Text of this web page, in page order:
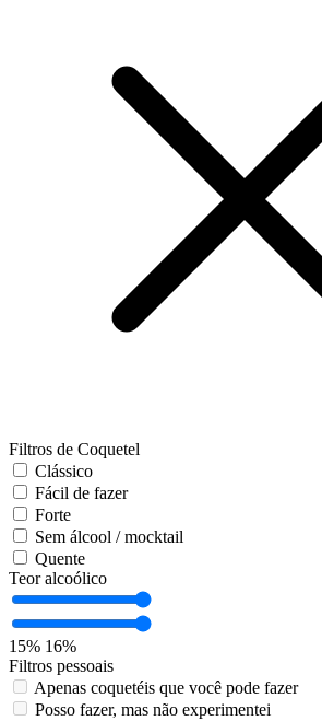
Filtros de Coquetel
Clássico
Fácil de fazer
Forte
Sem álcool / mocktail
Quente
Teor alcoólico
15% 16%
Filtros pessoais
Apenas coquetéis que você pode fazer
Posso fazer, mas não experimentei